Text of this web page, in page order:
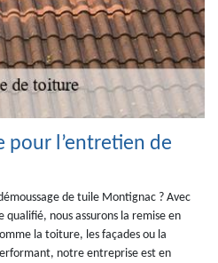
pour l’entretien de
de tuile Montignac ? Avec
nous assurons la remise en
la toiture, les façades ou la
notre entreprise est en